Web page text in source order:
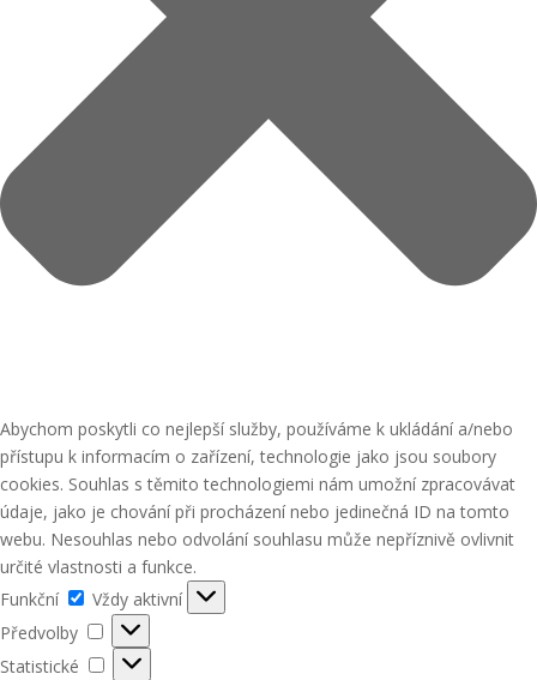
Abychom poskytli co nejlepší služby, používáme k ukládání a/nebo
přístupu k informacím o zařízení, technologie jako jsou soubory
cookies. Souhlas s těmito technologiemi nám umožní zpracovávat
údaje, jako je chování při procházení nebo jedinečná ID na tomto
webu. Nesouhlas nebo odvolání souhlasu může nepříznivě ovlivnit
určité vlastnosti a funkce.
Funkční
Funkční
Vždy aktivní
Předvolby
Předvolby
Statistické
Statistické